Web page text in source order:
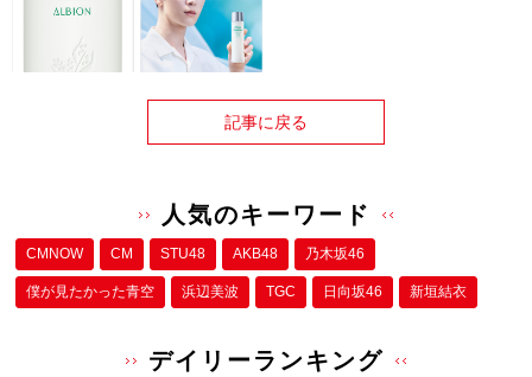
記事に戻る
人気のキーワード
CMNOW CM STU48 AKB48 乃木坂46
僕が⾒たかった⻘空 浜辺美波 TGC 日向坂46 新垣結衣
デイリーランキング